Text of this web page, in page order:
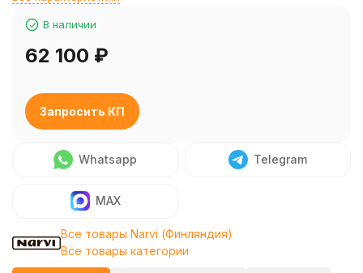
В наличии
62 100 ₽
Запросить КП
Whatsapp Telegram
MAX
Все товары Narvi (Финляндия)
Все товары категории